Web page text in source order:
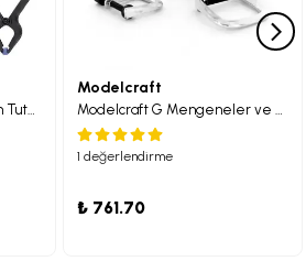
Modelcraft 9 Parçalı Naylon Tutma Kelepçe Seti
Modelcraft
Modelcraft G Mengeneler ve Mıknatıs x3
1 değerlendirme
₺ 761.70